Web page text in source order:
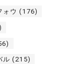
ォウ (176)
ル (215)